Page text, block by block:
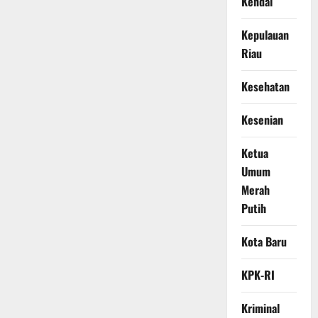
Kepulauan
Riau
Kesehatan
Kesenian
Ketua
Umum
Merah
Putih
Kota Baru
KPK-RI
Kriminal